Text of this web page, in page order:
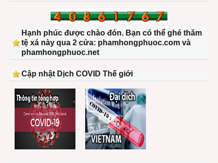
Hạnh phúc được chào đón. Bạn có thể ghé thăm
tệ xá này qua 2 cửa: phamhongphuoc.com và
phamhongphuoc.net
Cập nhật Dịch COVID Thế giới